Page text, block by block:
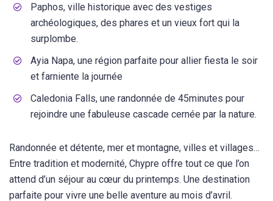
Paphos, ville historique avec des vestiges
archéologiques, des phares et un vieux fort qui la
surplombe.
Ayia Napa, une région parfaite pour allier fiesta le soir
et farniente la journée
Caledonia Falls, une randonnée de 45minutes pour
rejoindre une fabuleuse cascade cernée par la nature.
Randonnée et détente, mer et montagne, villes et villages…
Entre tradition et modernité, Chypre offre tout ce que l’on
attend d’un séjour au cœur du printemps. Une destination
parfaite pour vivre une belle aventure au mois d’avril.